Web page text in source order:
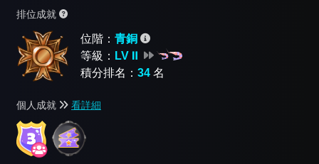
排位成就
位階： 青銅
等級： LV Ⅱ
積分排名： 34 名
個人成就 看詳細